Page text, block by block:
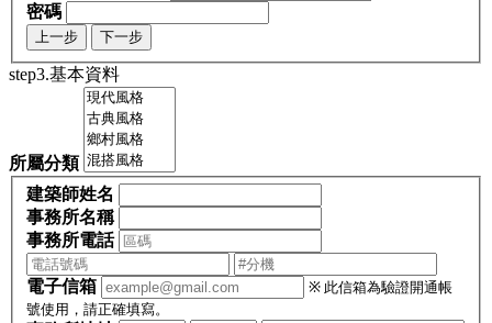
密碼
上一步 下一步
step3.基本資料
所屬分類
建築師姓名
事務所名稱
事務所電話
電子信箱
※ 此信箱為驗證開通帳
號使用，請正確填寫。